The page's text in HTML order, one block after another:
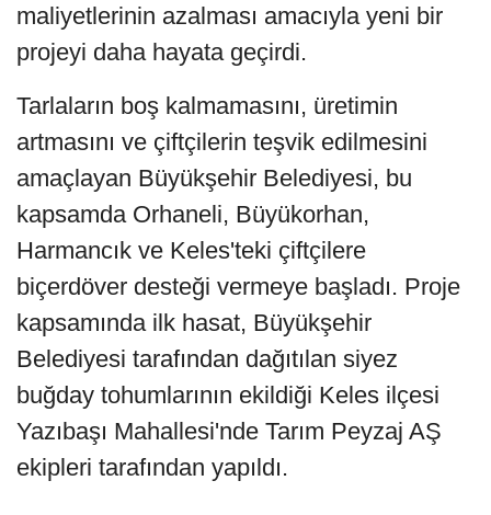
maliyetlerinin azalması amacıyla yeni bir
projeyi daha hayata geçirdi.
Tarlaların boş kalmamasını, üretimin
artmasını ve çiftçilerin teşvik edilmesini
amaçlayan Büyükşehir Belediyesi, bu
kapsamda Orhaneli, Büyükorhan,
Harmancık ve Keles'teki çiftçilere
biçerdöver desteği vermeye başladı. Proje
kapsamında ilk hasat, Büyükşehir
Belediyesi tarafından dağıtılan siyez
buğday tohumlarının ekildiği Keles ilçesi
Yazıbaşı Mahallesi'nde Tarım Peyzaj AŞ
ekipleri tarafından yapıldı.